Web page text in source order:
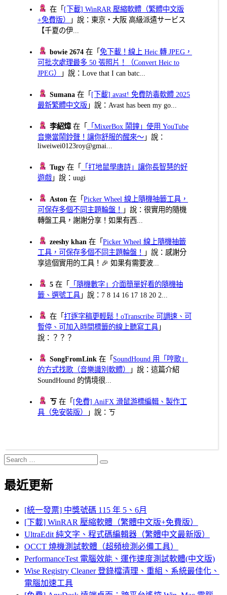
在「 [下載] WinRAR 壓縮軟體（繁體中文版
+免費版）
」說：東京・大阪 高級派遣サービス
【千夏の伊...
bowie 2674 在「免下載！線上 Heic 轉 JPEG，
可批次處理最多 50 張照片！（Convert Heic to
JPEG）
」說：Love that I can batc...
Sumana 在「 [下載] avast! 免費防毒軟體 2025
最新繁體中文版 」說：Avast has been my go...
李紹煒在「
「MixerBox 鬧鐘」使用 YouTube
音樂當鬧鈴聲！讓你舒服的醒來～ 」說：
liweiwei0123roy@gmai...
Tugy 在「
「打地鼠學唐詩」讓你長智慧的好
遊戲 」說：uugi
Aston 在「Picker Wheel 線上隨機抽籤工具，
可保存多個不同主題輪盤！
」說：很實用的隨機
轉盤工具，謝謝分享！如果有西...
zeeshy khan 在「Picker Wheel 線上隨機抽籤
工具，可保存多個不同主題輪盤！
」說：感謝分
享這個實用的工具！🎉 如果有需要波...
5 在「
「隨機數字」介面簡單好看的隨機抽
籤、選號工具 」說：7 8 14 16 17 18 20 2...
在「打逐字稿更輕鬆！oTranscribe 可調速、可
暫停、可加入時間標籤的線上聽寫工具 」
說：？？？
SongFromLink 在「 SoundHound 用「哼歌」
的方式找歌（音樂識別軟體）
」說：這篇介紹
SoundHound 的情境很...
ㄎ 在「 [免費] AniFX 滑鼠游標編輯、製作工
具（免安裝版）
」說：ㄎ
Search
for:
Search
最近更新
[統一發票] 中獎號碼 115 年 5、6月
[下載] WinRAR 壓縮軟體（繁體中文版+免費版）
UltraEdit 純文字、程式碼編輯器（繁體中文最新版）
OCCT 燒機測試軟體（超頻檢測必備工具）
PerformanceTest 電腦效能、運作速度測試軟體(中文版)
Wise Registry Cleaner 登錄檔清理、重組、系統最佳化、
電腦加速工具